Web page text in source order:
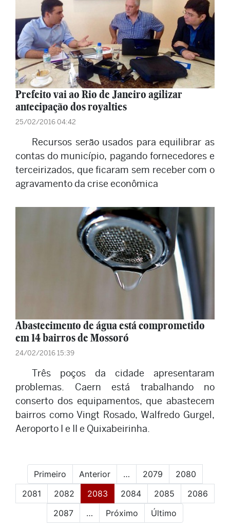
Prefeito vai ao Rio de Janeiro agilizar
antecipação dos royalties
25/02/2016 04:42
Recursos serão usados para equilibrar as
contas do município, pagando fornecedores e
terceirizados, que ficaram sem receber com o
agravamento da crise econômica
Abastecimento de água está comprometido
em 14 bairros de Mossoró
24/02/2016 15:39
Três poços da cidade apresentaram
problemas. Caern está trabalhando no
conserto dos equipamentos, que abastecem
bairros como Vingt Rosado, Walfredo Gurgel,
Aeroporto I e II e Quixabeirinha.
Primeiro Anterior … 2079
2080
2081
2082 2083(current)
2084 2085
2086
2087
… Próximo Último